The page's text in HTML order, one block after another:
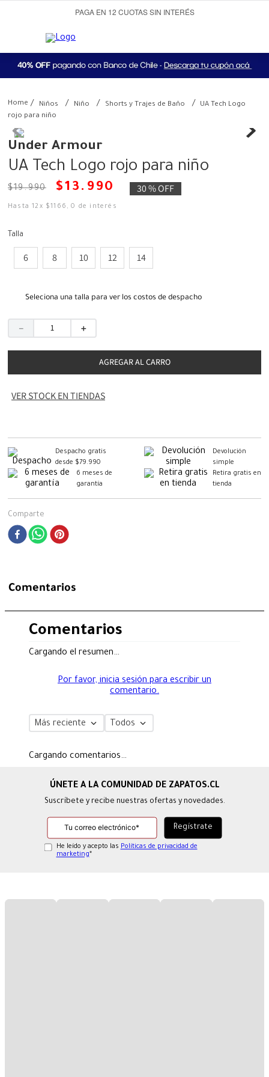
PAGA EN 12 CUOTAS SIN INTERÉS
Niños Niño Shorts y Trajes de Baño
UA Tech Logo
rojo para niño
Under Armour
UA Tech Logo rojo para niño
$19.990 $13 . 990 30 %OFF
Hasta12 x $1166 ,0 de interés
Talla
6 8 10 12 14
Seleciona una talla para ver los costos de despacho
＋
－
AGREGAR AL CARRO
VER STOCK EN TIENDAS
Despacho gratis
desde $79.990
Devolución
simple
6 meses de
garantía
Retira gratis en
tienda
Comparte
Comentarios
Comentarios
Cargando el resumen…
Por favor, inicia sesión para escribir un
comentario.
Más reciente Todos
Cargando comentarios…
Suscríbete y recibe nuestras ofertas y novedades.
He leído y acepto las Políticas de privacidad de
marketing*